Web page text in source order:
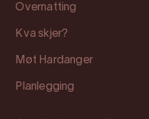
Overnatting
Kva skjer?
Møt Hardanger
Planlegging